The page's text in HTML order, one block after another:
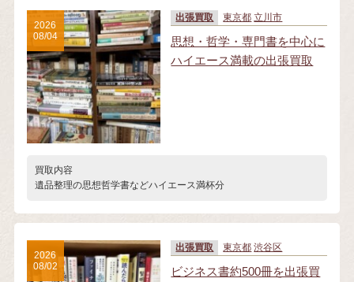
出張買取 東京都 立川市
思想・哲学・専門書を中心に
ハイエース満載の出張買取
買取内容
遺品整理の思想哲学書などハイエース満杯分
2026
08/04
出張買取 東京都 渋谷区
ビジネス書約500冊を出張買
2026
08/02